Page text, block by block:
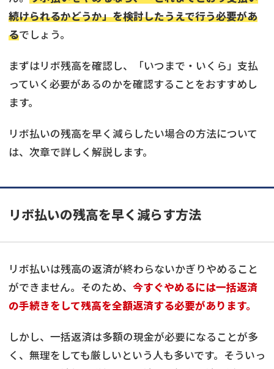
続けられるかどうか」を検討したうえで行う必要があ
るでしょう。
まずはリボ残高を確認し、「いつまで・いくら」支払
っていく必要があるのかを確認することをおすすめし
ます。
リボ払いの残高を早く減らしたい場合の方法について
は、次章で詳しく解説します。
リボ払いの残高を早く減らす方法
リボ払いは残高の返済が終わらないかぎりやめること
ができません。そのため、 今すぐやめるには一括返済
の手続きをして残高を全額返済する必要があります。
しかし、一括返済は多額の現金が必要になることが多
く、無理をしても厳しいという人も多いです。そういっ